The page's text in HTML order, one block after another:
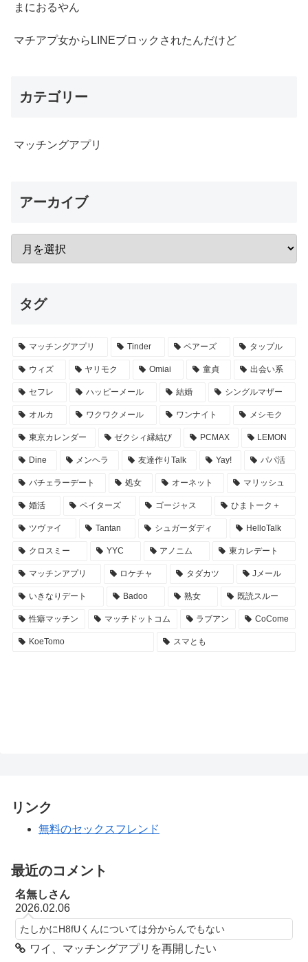
まにおるやん
マチアプ女からLINEブロックされたんだけど
カテゴリー
マッチングアプリ
アーカイブ
タグ
マッチングアプリ Tinder ペアーズ タップル
ウィズ ヤリモク Omiai 童貞 出会い系
セフレ ハッピーメール 結婚 シングルマザー
オルカ ワクワクメール ワンナイト メシモク
東京カレンダー ゼクシィ縁結び PCMAX LEMON
Dine メンヘラ 友達作りTalk Yay! パパ活
バチェラーデート 処女 オーネット マリッシュ
婚活 ペイターズ ゴージャス ひまトーク＋
ツヴァイ Tantan シュガーダディ HelloTalk
クロスミー YYC アノニム 東カレデート
マッチンアプリ ロケチャ タダカツ Jメール
いきなりデート Badoo 熟女 既読スルー
性癖マッチン マッチドットコム ラブアン CoCome
KoeTomo スマとも
リンク
無料のセックスフレンド
最近のコメント
名無しさん
2026.02.06
たしかにH8fUくんについては分からんでもない
ワイ、マッチングアプリを再開したい